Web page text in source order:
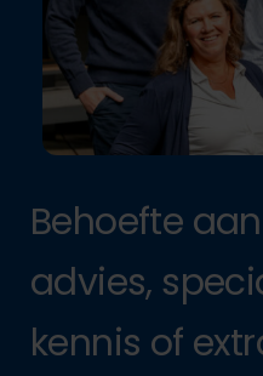
Behoefte
advies,
kennis of